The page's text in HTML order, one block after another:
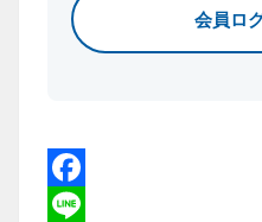
会員ロ
Facebook